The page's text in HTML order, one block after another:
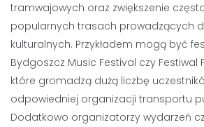
tramwajowych oraz zwiększenie
popularnych trasach prowadzących
kulturalnych. Przykładem mogą być
Bydgoszcz Music Festival czy Festiwal
które gromadzą dużą liczbę
odpowiedniej organizacji transportu
Dodatkowo organizatorzy wydarzeń